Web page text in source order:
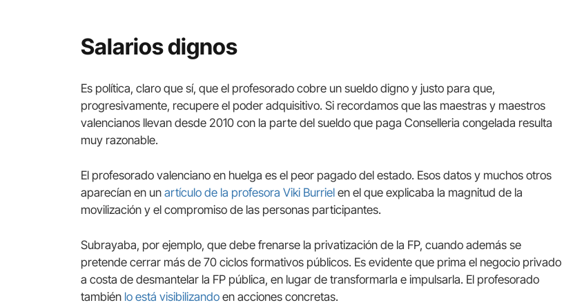
Salarios dignos
Es política, claro que sí, que el profesorado cobre un sueldo digno y justo para que,
progresivamente, recupere el poder adquisitivo. Si recordamos que las maestras y maestros
valencianos llevan desde 2010 con la parte del sueldo que paga Conselleria congelada resulta
muy razonable.
El profesorado valenciano en huelga es el peor pagado del estado. Esos datos y muchos otros
aparecían en unartículo de la profesora Viki Burriel en el que explicaba la magnitud de la
movilización y el compromiso de las personas participantes.
Subrayaba, por ejemplo, que debe frenarse la privatización de la FP, cuando además se
pretende cerrar más de 70 ciclos formativos públicos. Es evidente que prima el negocio privado
a costa de desmantelar la FP pública, en lugar de transformarla e impulsarla. El profesorado
también lo está visibilizando en acciones concretas.